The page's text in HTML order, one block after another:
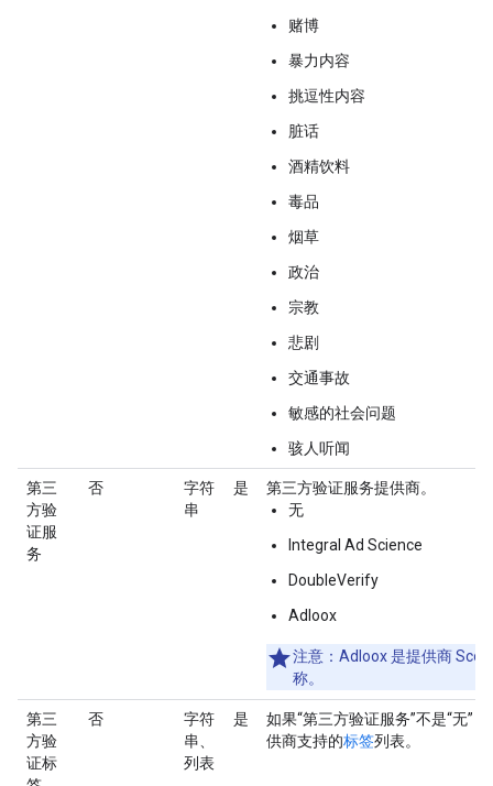
赌博
暴力内容
挑逗性内容
脏话
酒精饮料
毒品
烟草
政治
宗教
悲剧
交通事故
敏感的社会问题
骇人听闻
第三
方验
证服
务
否
字符
串
是
第三方验证服务提供商。
无
Integral Ad Science
DoubleVerify
Adloox
注意 ：Adloox 是提供商
称。
第三
方验
证标
否
字符
串、
列表
是
如果“第三方验证服务”不是“无”
供商支持的标签列表。